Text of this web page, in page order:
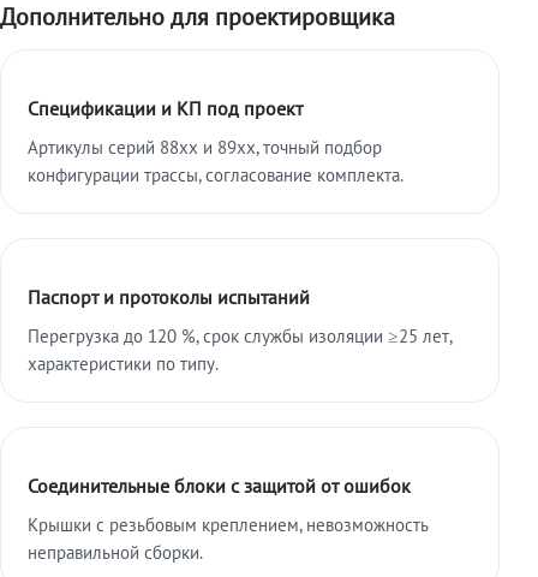
Дополнительно для проектировщика
Спецификации и КП под проект
Артикулы серий 88xx и 89xx, точный подбор
конфигурации трассы, согласование комплекта.
Паспорт и протоколы испытаний
Перегрузка до 120 %, срок службы изоляции ≥25 лет,
характеристики по типу.
Соединительные блоки с защитой от ошибок
Крышки с резьбовым креплением, невозможность
неправильной сборки.